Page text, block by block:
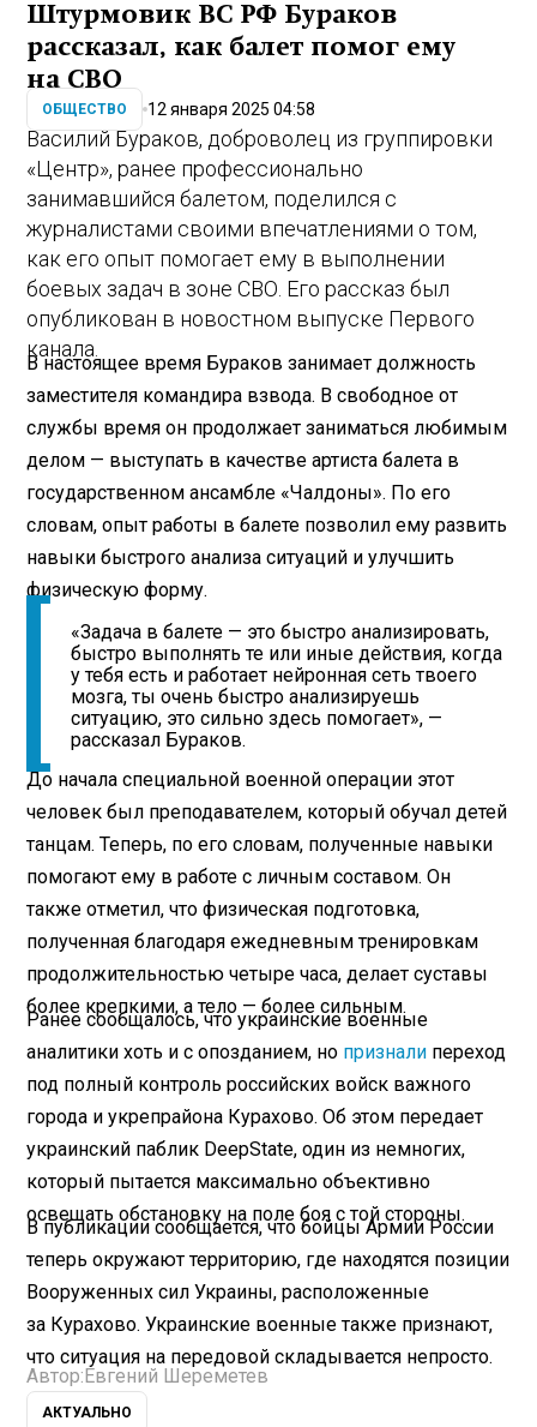
Штурмовик ВС РФ Бураков
рассказал, как балет помог ему
на СВО
ОБЩЕСТВО 12 января 2025 04:58
Василий Бураков, доброволец из группировки
«Центр», ранее профессионально
занимавшийся балетом, поделился с
журналистами своими впечатлениями о том,
как его опыт помогает ему в выполнении
боевых задач в зоне СВО. Его рассказ был
опубликован в новостном выпуске Первого
канала.
В настоящее время Бураков занимает должность
заместителя командира взвода. В свободное от
службы время он продолжает заниматься любимым
делом — выступать в качестве артиста балета в
государственном ансамбле «Чалдоны». По его
словам, опыт работы в балете позволил ему развить
навыки быстрого анализа ситуаций и улучшить
физическую форму.
«Задача в балете — это быстро анализировать,
быстро выполнять те или иные действия, когда
у тебя есть и работает нейронная сеть твоего
мозга, ты очень быстро анализируешь
ситуацию, это сильно здесь помогает», —
рассказал Бураков.
До начала специальной военной операции этот
человек был преподавателем, который обучал детей
танцам. Теперь, по его словам, полученные навыки
помогают ему в работе с личным составом. Он
также отметил, что физическая подготовка,
полученная благодаря ежедневным тренировкам
продолжительностью четыре часа, делает суставы
более крепкими, а тело — более сильным.
Ранее сообщалось, что украинские военные
аналитики хоть и с опозданием, но признали переход
под полный контроль российских войск важного
города и укрепрайона Курахово. Об этом передает
украинский паблик DeepState, один из немногих,
который пытается максимально объективно
освещать обстановку на поле боя с той стороны.
В публикации сообщается, что бойцы Армии России
теперь окружают территорию, где находятся позиции
Вооруженных сил Украины, расположенные
за Курахово. Украинские военные также признают,
что ситуация на передовой складывается непросто.
Автор: Евгений Шереметев
АКТУАЛЬНО